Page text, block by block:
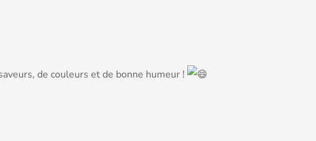
de couleurs et de bonne humeur !